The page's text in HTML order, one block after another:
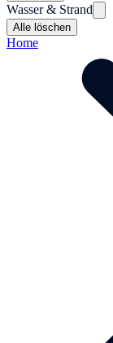
Wasser & Strand
Alle löschen
Home